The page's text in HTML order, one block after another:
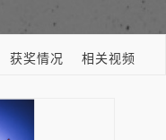
获奖情况 相关视频